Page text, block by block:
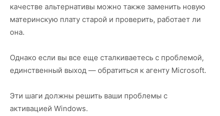
качестве альтернативы можно также заменить новую
материнскую плату старой и проверить, работает ли
она.
Однако если вы все еще сталкиваетесь с проблемой,
единственный выход — обратиться к агенту Microsoft.
Эти шаги должны решить ваши проблемы с
активацией Windows.